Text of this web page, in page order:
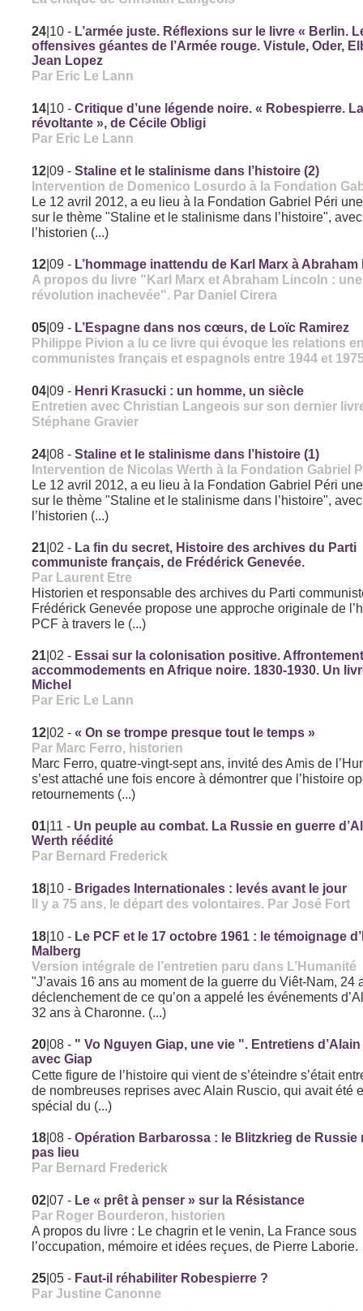
24 |10 - L’armée juste. Réflexions sur le livre « Berlin.
offensives géantes de l’Armée rouge. Vistule, Oder,
Jean Lopez
Par Eric Le Lann
14 |10 -Critique d’une légende noire. « Robespierre.
révoltante », de Cécile Obligi
Par Eric Le Lann
12 |09 -Staline et le stalinisme dans l’histoire (2)
Intervention de Domenico Losurdo à la Fondation
Le 12 avril 2012, a eu lieu à la Fondation Gabriel Péri
sur le thème "Staline et le stalinisme dans l’histoire", avec
l’historien (...)
12 |09 - L’hommage inattendu de Karl Marx à
A propos du livre "Karl Marx et Abraham Lincoln : une
révolution inachevée". Par Daniel Cirera
05 |09 - L’Espagne dans nos cœurs, de Loïc Ramirez
Philippe Pivion a lu ce livre qui évoque les relations
communistes français et espagnols entre 1944 et
04 |09 - Henri Krasucki : un homme, un siècle
Entretien avec Christian Langeois sur son dernier
Stéphane Gravier
24 |08 -Staline et le stalinisme dans l’histoire (1)
Intervention de Nicolas Werth à la Fondation Gabriel
Le 12 avril 2012, a eu lieu à la Fondation Gabriel Péri
sur le thème "Staline et le stalinisme dans l’histoire", avec
l’historien (...)
21 |02 - La fin du secret, Histoire des archives du Parti
communiste français, de Frédérick Genevée.
Par Laurent Etre
Historien et responsable des archives du Parti
Frédérick Genevée propose une approche originale de
PCF à travers le (...)
21 |02 - Essai sur la colonisation positive.
accommodements en Afrique noire. 1830-1930. Un
Michel
Par Eric Le Lann
12 |02 -« On se trompe presque tout le temps »
Par Marc Ferro, historien
Marc Ferro, quatre-vingt-sept ans, invité des Amis de
s’est attaché une fois encore à démontrer que l’histoire
retournements (...)
01 |11 - Un peuple au combat. La Russie en guerre
Werth réédité
Par Bernard Frederick
18 |10 - Brigades Internationales : levés avant le jour
Il y a 75 ans, le départ des volontaires. Par José Fort
18 |10 - Le PCF et le 17 octobre 1961 : le témoignage
Malberg
Version intégrale de l’entretien paru dans L’Humanité
"J’avais 16 ans au moment de la guerre du Viêt-Nam, 24
déclenchement de ce qu’on a appelé les événements
32 ans à Charonne. (...)
20 |08 - " Vo Nguyen Giap, une vie ". Entretiens
avec Giap
Cette figure de l’histoire qui vient de s’éteindre s’était
de nombreuses reprises avec Alain Ruscio, qui avait été
spécial du (...)
18 |08 -Opération Barbarossa : le Blitzkrieg de Russie
pas lieu
Par Bernard Frederick
02 |07 - Le « prêt à penser » sur la Résistance
Par Roger Bourderon, historien
A propos du livre : Le chagrin et le venin, La France sous
l’occupation, mémoire et idées reçues, de Pierre Laborie.
25 |05 - Faut-il réhabiliter Robespierre ?
Par Justine Canonne